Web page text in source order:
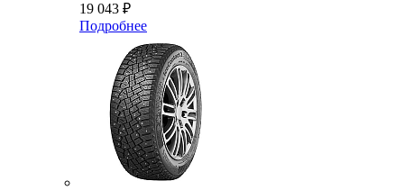
19 043 ₽
Подробнее